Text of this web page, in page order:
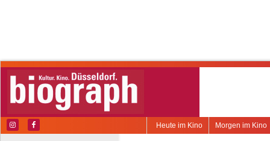
Morgen im Kino
Heute im Kino